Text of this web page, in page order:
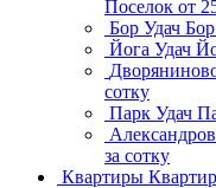
Поселок от
Бор Удач
Йога Удач
сотку
Парк Удач
за сотку
Квартиры